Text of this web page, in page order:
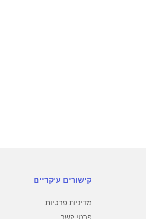
קישורים עיקריים
מדיניות פרטיות
פרטי קשר